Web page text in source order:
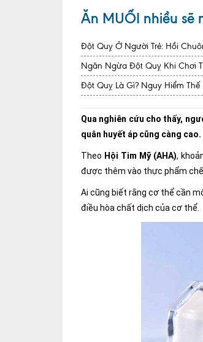
Ăn MUỐI nhiều sẽ
Đột Quỵ Ở Người Trẻ: Hồi
Ngăn Ngừa Đột Quỵ Khi Chơi
Đột Quỵ Là Gì? Nguy Hiểm
Qua nghiên cứu cho thấy,
quân huyết áp cũng càng cao.
Theo Hội Tim Mỹ (AHA),
được thêm vào thực phẩm chế
Ai cũng biết rằng cơ thể cần
điều hòa chất dịch của cơ thể.